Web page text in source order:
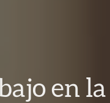
en la